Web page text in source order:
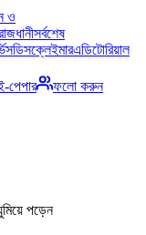
ও
সর্বশেষ
ডিসক্লেইমারএডিটোরিয়াল
পেপার ফলো করুন
পড়েন